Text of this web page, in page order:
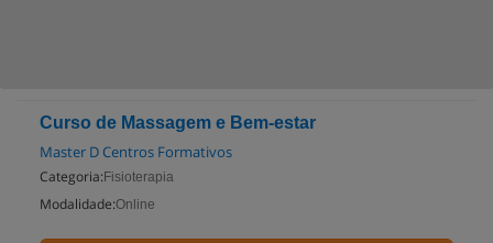
Curso de Massagem e Bem-estar
Master D Centros Formativos
Categoria: Fisioterapia
Modalidade:Online